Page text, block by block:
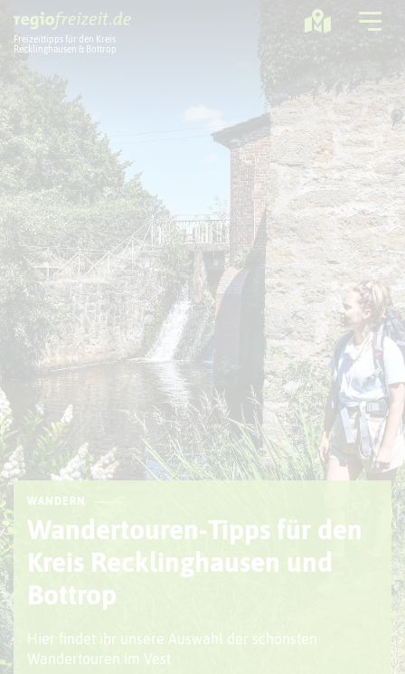
Freizeittipps für den Kreis
Recklinghausen & Bottrop
Sport + Bewegung
Freizeitregion
WANDERN
Wandertouren-Tipps für den
Kreis Recklinghausen und
Bottrop
Hier findet ihr unsere Auswahl der schönsten
Wandertouren im Vest